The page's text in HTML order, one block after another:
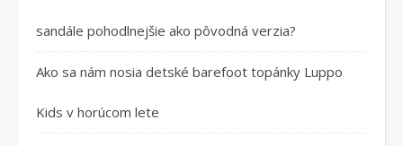
sandále pohodlnejšie ako pôvodná verzia?
Ako sa nám nosia detské barefoot topánky Luppo
Kids v horúcom lete